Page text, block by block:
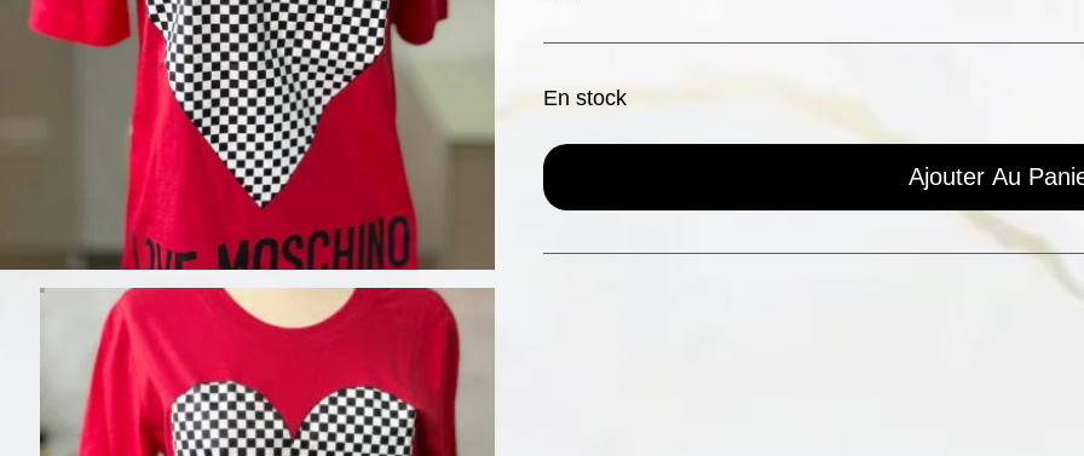
En stock
Ajouter Au